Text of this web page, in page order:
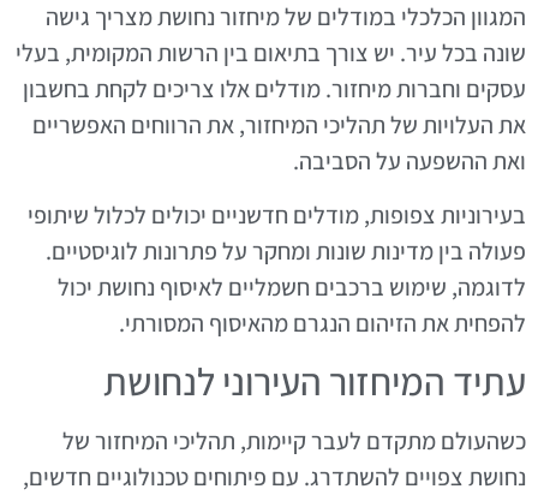
המגוון הכלכלי במודלים של מיחזור נחושת מצריך גישה
שונה בכל עיר. יש צורך בתיאום בין הרשות המקומית, בעלי
עסקים וחברות מיחזור. מודלים אלו צריכים לקחת בחשבון
את העלויות של תהליכי המיחזור, את הרווחים האפשריים
ואת ההשפעה על הסביבה.
בעירוניות צפופות, מודלים חדשניים יכולים לכלול שיתופי
פעולה בין מדינות שונות ומחקר על פתרונות לוגיסטיים.
לדוגמה, שימוש ברכבים חשמליים לאיסוף נחושת יכול
להפחית את הזיהום הנגרם מהאיסוף המסורתי.
עתיד המיחזור העירוני לנחושת
כשהעולם מתקדם לעבר קיימות, תהליכי המיחזור של
נחושת צפויים להשתדרג. עם פיתוחים טכנולוגיים חדשים,